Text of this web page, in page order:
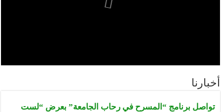
أخبارنا
تواصل برنامج “المسرح في رحاب الجامعة” بعرض “لست